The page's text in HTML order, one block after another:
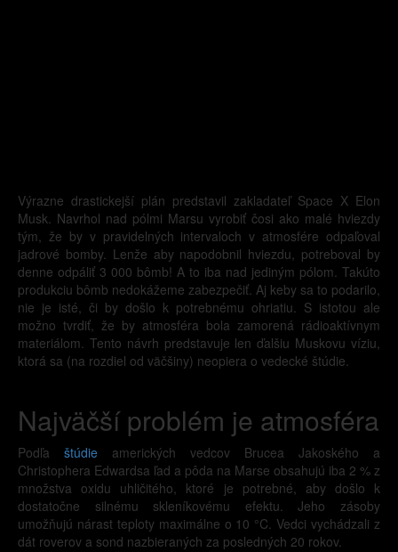
Výrazne drastickejší plán predstavil zakladateľ Space X Elon
Musk. Navrhol nad pólmi Marsu vyrobiť čosi ako malé hviezdy
tým, že by v pravidelných intervaloch v atmosfére odpaľoval
jadrové bomby. Lenže aby napodobnil hviezdu, potreboval by
denne odpáliť 3 000 bômb! A to iba nad jediným pólom. Takúto
produkciu bômb nedokážeme zabezpečiť. Aj keby sa to podarilo,
nie je isté, či by došlo k potrebnému ohriatiu. S istotou ale
možno tvrdiť, že by atmosféra bola zamorená rádioaktívnym
materiálom. Tento návrh predstavuje len ďalšiu Muskovu víziu,
ktorá sa (na rozdiel od väčšiny) neopiera o vedecké štúdie.
Najväčší problém je atmosféra
Podľa štúdie amerických vedcov Brucea Jakoského a
Christophera Edwardsa ľad a pôda na Marse obsahujú iba 2 % z
množstva oxidu uhličitého, ktoré je potrebné, aby došlo k
dostatočne silnému skleníkovému efektu. Jeho zásoby
umožňujú nárast teploty maximálne o 10 °C. Vedci vychádzali z
dát roverov a sond nazbieraných za posledných 20 rokov.